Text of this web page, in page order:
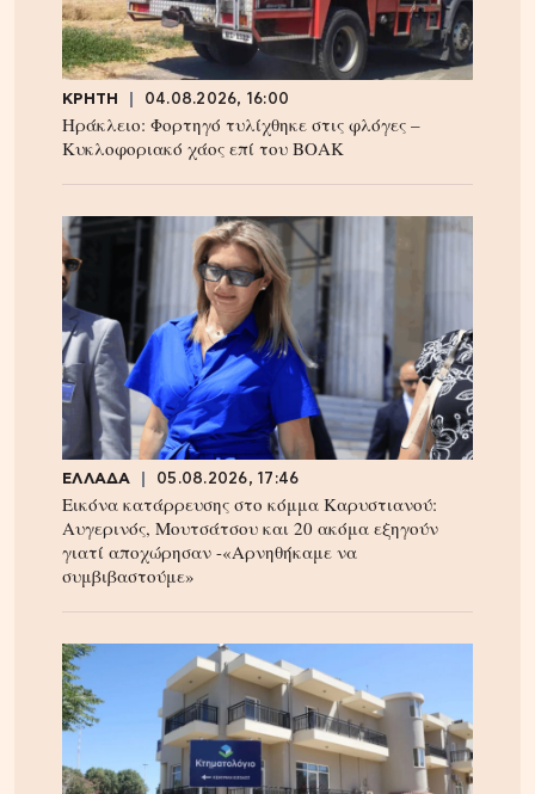
ΚΡΗΤΗ 04.08.2026, 16:00
Ηράκλειο: Φορτηγό τυλίχθηκε στις φλόγες –
Κυκλοφοριακό χάος επί του ΒΟΑΚ
ΕΛΛΑΔΑ 05.08.2026, 17:46
Εικόνα κατάρρευσης στο κόμμα Καρυστιανού:
Αυγερινός, Μουτσάτσου και 20 ακόμα εξηγούν
γιατί αποχώρησαν -«Αρνηθήκαμε να
συμβιβαστούμε»